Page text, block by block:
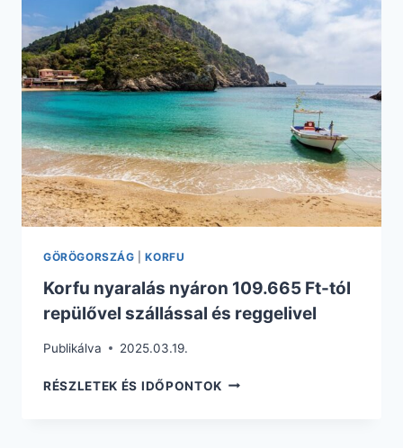
73.740
TÓL
REPÜLŐVEL
SZÁLLÁSSAL
GÖRÖGORSZÁG |KORFU
Korfu nyaralás nyáron 109.665 Ft-tól
repülővel szállással és reggelivel
Publikálva 2025.03.19.
RÉSZLETEK ÉS IDŐPONTOK KORFU